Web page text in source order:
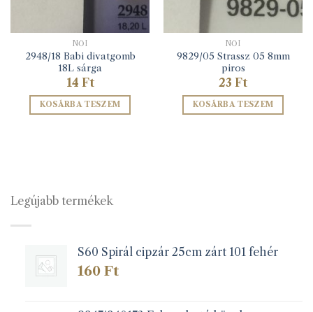
NŐI
2948/18 Babi divatgomb
18L sárga
14 Ft
KOSÁRBA TESZEM
NŐI
9829/05 Strassz 05 8mm
piros
23 Ft
KOSÁRBA TESZEM
Legújabb termékek
S60 Spirál cipzár 25cm zárt 101 fehér
160 Ft